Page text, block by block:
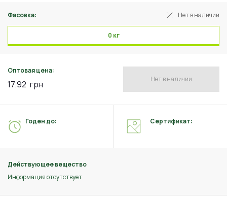
Фасовка: Нет в наличии
0 кг
Оптовая цена:
17.92 грн Нет в наличии
Действующее вещество
Информация отсутствует
Годен до: Сертификат: